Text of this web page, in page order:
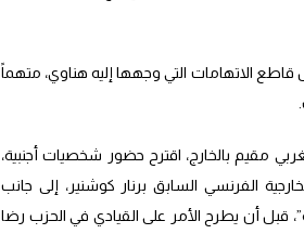
الاتهامات التي وجهها إليه هناوي، متهماً
بالخارج، اقترح حضور شخصيات أجنبية،
الفرنسي السابق برنار كوشنير، إلى جانب
أن يطرح الأمر على القيادي في الحزب رضا